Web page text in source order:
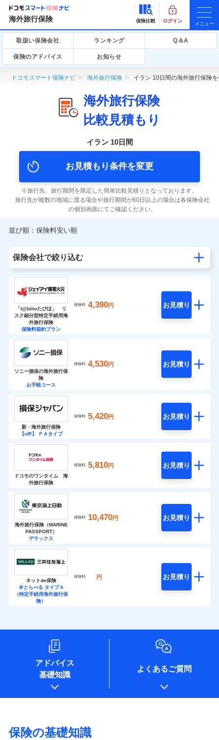
海外旅行保険 保険比較 ログイン
メニュー
取扱い保険会社 ランキング Q＆A
保険のアドバイス お知らせ
ドコモスマート保険ナビ 海外旅行保険 イラン 10日間の海外旅行保険
海外旅行保険
比較見積もり
イラン 10日間
お見積もり条件を変更
旅行先、旅行期間を限定した簡単比較見積りとなっております。
旅行先が複数の地域に渡る場合や旅行期間が60日以上の場合は各保険会社
の個別画面にてご確認ください。
並び順：保険料安い順
保険会社で絞り込む
「t@bihoたびほ」 リ
スク細分型特定手続用海
外旅行保険
保険料節約プラン
保険料 4,390円 お見積り
ソニー損保の海外旅行保
険
お手軽コース
保険料 4,530円 お見積り
新・海外旅行保険
【off!】 ＰＡタイプ
保険料 5,420円 お見積り
ドコモのワンタイム 海
外旅行保険
保険料 5,810円 お見積り
海外旅行保険（MARINE
PASSPORT）
デラックス
保険料 10,470円 お見積り
ネットde保険
＠とらべる タイプＡ
（特定手続用海外旅行保
険）
保険料 円 お見積り
アドバイス
基礎知識
よくあるご質問
保険の基礎知識